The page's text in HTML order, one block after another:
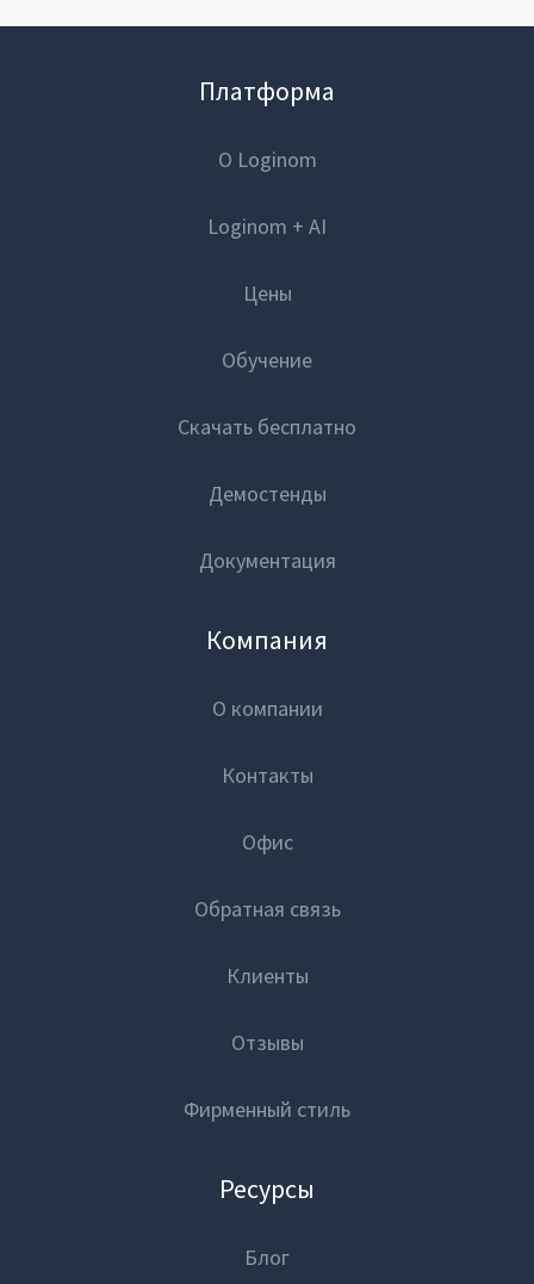
Платформа
О Loginom
Loginom + AI
Цены
Обучение
Скачать бесплатно
Демостенды
Документация
Компания
О компании
Контакты
Офис
Обратная связь
Клиенты
Отзывы
Фирменный стиль
Ресурсы
Блог